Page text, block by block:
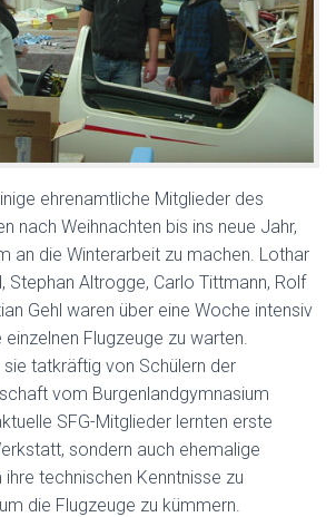
ehrenamtliche Mitglieder des
nach Weihnachten bis ins neue Jahr,
an die Winterarbeit zu machen. Lothar
Stephan Altrogge, Carlo Tittmann, Rolf
Gehl waren über eine Woche intensiv
Flugzeuge zu warten.
tatkräftig von Schülern der
vom Burgenlandgymnasium
SFG-Mitglieder lernten erste
sondern auch ehemalige
technischen Kenntnisse zu
die Flugzeuge zu kümmern.